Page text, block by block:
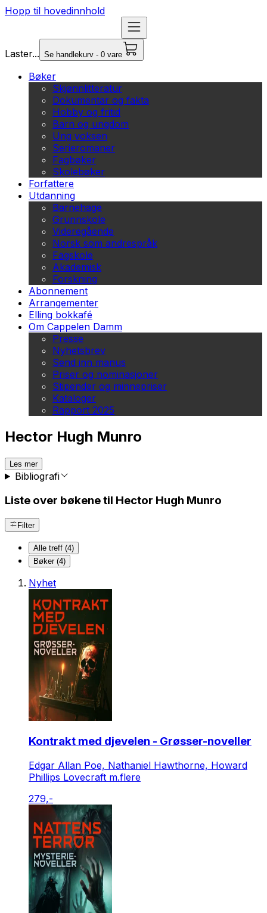
Hopp til hovedinnhold
Laster... Se handlekurv - 0 vare
Bøker
Skjønnlitteratur
Dokumentar og fakta
Hobby og fritid
Barn og ungdom
Ung voksen
Serieromaner
Fagbøker
Skolebøker
Forfattere
Utdanning
Barnehage
Grunnskole
Videregående
Norsk som andrespråk
Fagskole
Akademisk
Forskning
Abonnement
Arrangementer
Elling bokkafé
Om Cappelen Damm
Presse
Nyhetsbrev
Send inn manus
Priser og nominasjoner
Stipender og minnepriser
Kataloger
Rapport 2025
Hector Hugh Munro
Les mer
Bibliografi
Liste over bøkene til Hector Hugh Munro
Filter
Alle treff (4)
Bøker (4)
Nyhet
Kontrakt med djevelen - Grøsser-noveller
Edgar Allan Poe, Nathaniel Hawthorne, Howard
Phillips Lovecraft m.flere
279,-